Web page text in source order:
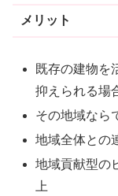
メリット
既存の建物を
抑えられる場
その地域なら
地域全体との
地域貢献型の
上